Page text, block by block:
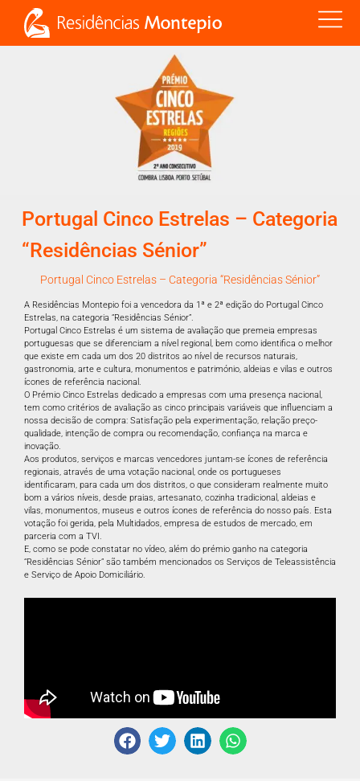
Portugal Cinco Estrelas – Categoria
“Residências Sénior”
Portugal Cinco Estrelas – Categoria “Residências Sénior”
A Residências Montepio foi a vencedora da 1ª e 2ª edição do Portugal Cinco
Estrelas, na categoria “Residências Sénior”.
Portugal Cinco Estrelas é um sistema de avaliação que premeia empresas
portuguesas que se diferenciam a nível regional, bem como identifica o melhor
que existe em cada um dos 20 distritos ao nível de recursos naturais,
gastronomia, arte e cultura, monumentos e património, aldeias e vilas e outros
ícones de referência nacional.
O Prémio Cinco Estrelas dedicado a empresas com uma presença nacional,
tem como critérios de avaliação as cinco principais variáveis que influenciam a
nossa decisão de compra: Satisfação pela experimentação, relação preço-
qualidade, intenção de compra ou recomendação, confiança na marca e
inovação.
Aos produtos, serviços e marcas vencedores juntam-se ícones de referência
regionais, através de uma votação nacional, onde os portugueses
identificaram, para cada um dos distritos, o que consideram realmente muito
bom a vários níveis, desde praias, artesanato, cozinha tradicional, aldeias e
vilas, monumentos, museus e outros ícones de referência do nosso país. Esta
votação foi gerida, pela Multidados, empresa de estudos de mercado, em
parceria com a TVI.
E, como se pode constatar no vídeo, além do prémio ganho na categoria
“Residências Sénior” são também mencionados os Serviços de Teleassistência
e Serviço de Apoio Domiciliário.